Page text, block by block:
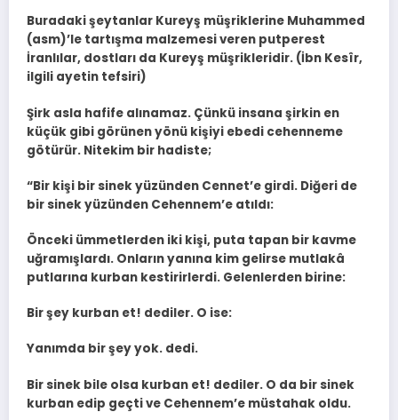
Buradaki şeytanlar Kureyş müşriklerine Muhammed
(asm)’le tartışma malzemesi veren putperest
İranlılar, dostları da Kureyş müşrikleridir. (İbn Kesîr,
ilgili ayetin tefsiri)
Şirk asla hafife alınamaz. Çünkü insana şirkin en
küçük gibi görünen yönü kişiyi ebedi cehenneme
götürür. Nitekim bir hadiste;
“Bir kişi bir sinek yüzünden Cennet’e girdi. Diğeri de
bir sinek yüzünden Cehennem’e atıldı:
Önceki ümmetlerden iki kişi, puta tapan bir kavme
uğramışlardı. Onların yanına kim gelirse mutlakâ
putlarına kurban kestirirlerdi. Gelenlerden birine:
Bir şey kurban et! dediler. O ise:
Yanımda bir şey yok. dedi.
Bir sinek bile olsa kurban et! dediler. O da bir sinek
kurban edip geçti ve Cehennem’e müstahak oldu.